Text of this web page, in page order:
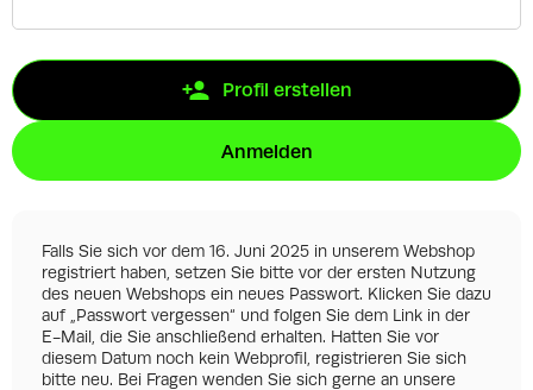
Profil erstellen
Anmelden
Falls Sie sich vor dem 16. Juni 2025 in unserem Webshop
registriert haben, setzen Sie bitte vor der ersten Nutzung
des neuen Webshops ein neues Passwort. Klicken Sie dazu
auf „Passwort vergessen“ und folgen Sie dem Link in der
E-Mail, die Sie anschließend erhalten. Hatten Sie vor
diesem Datum noch kein Webprofil, registrieren Sie sich
bitte neu. Bei Fragen wenden Sie sich gerne an unsere